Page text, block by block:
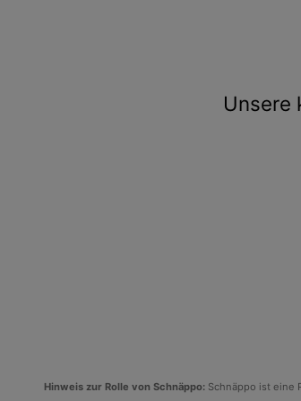
Unsere
Hinweis zur Rolle von Schnäppo:Schnäppo ist eine